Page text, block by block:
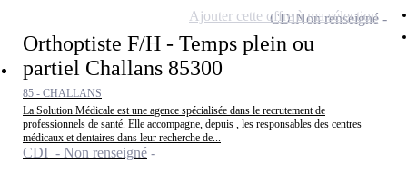
Orthoptiste F/H - Temps plein ou
partiel Challans 85300
85 - CHALLANS
La Solution Médicale est une agence spécialisée dans le recrutement de
professionnels de santé. Elle accompagne, depuis , les responsables des centres
médicaux et dentaires dans leur recherche de...
CDI - Non renseigné
CDINon renseigné
Ajouter cette offre à ma sélection